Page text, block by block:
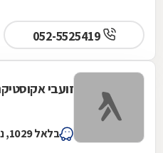
זועבי
בלאל 1029, נצרת